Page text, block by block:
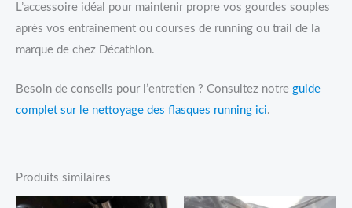
L’accessoire idéal pour maintenir propre vos gourdes souples
après vos entrainement ou courses de running ou trail de la
marque de chez Décathlon.
Besoin de conseils pour l’entretien ? Consultez notre guide
complet sur le nettoyage des flasques running ici.
Produits similaires
Le
Le